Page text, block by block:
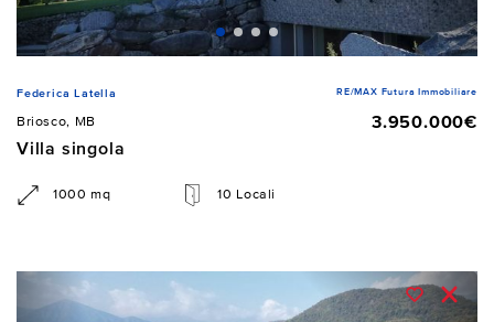
Federica Latella RE/MAX Futura Immobiliare
Briosco, MB
3.950.000€
Villa singola
1000 mq 10 Locali